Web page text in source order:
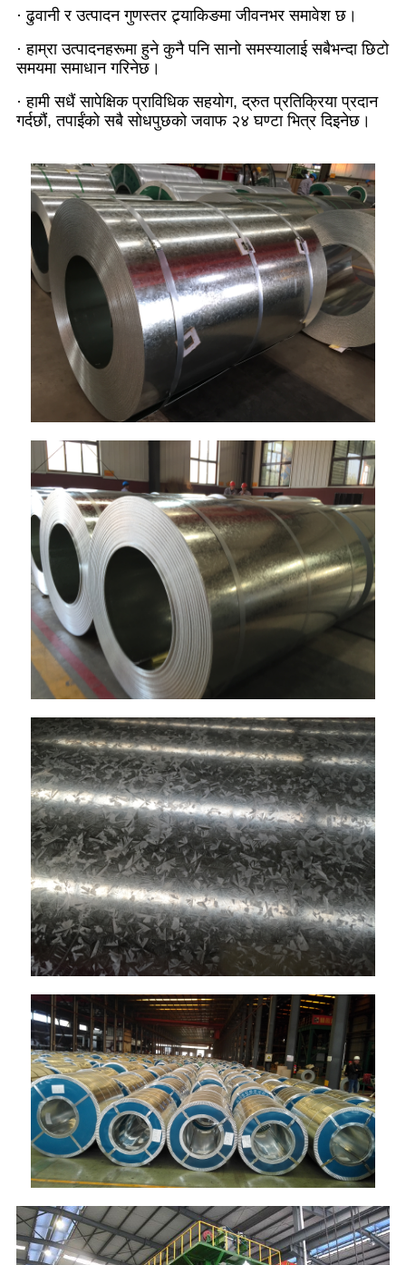
· ढुवानी र उत्पादन गुणस्तर ट्र्याकिङमा जीवनभर समावेश छ।
· हाम्रा उत्पादनहरूमा हुने कुनै पनि सानो समस्यालाई सबैभन्दा छिटो
समयमा समाधान गरिनेछ।
· हामी सधैं सापेक्षिक प्राविधिक सहयोग, द्रुत प्रतिक्रिया प्रदान
गर्दछौं, तपाईंको सबै सोधपुछको जवाफ २४ घण्टा भित्र दिइनेछ।